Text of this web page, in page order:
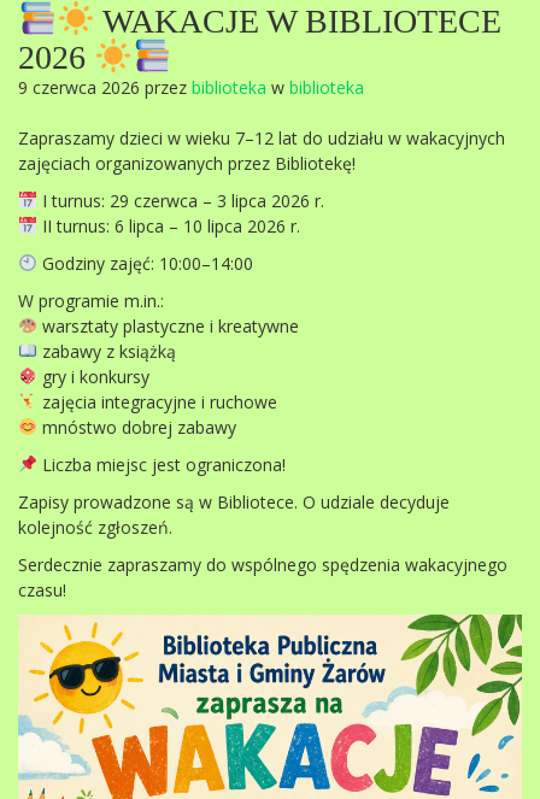
WAKACJE W BIBLIOTECE
2026
9 czerwca 2026 przez biblioteka w biblioteka
Zapraszamy dzieci w wieku 7–12 lat do udziału w wakacyjnych
zajęciach organizowanych przez Bibliotekę!
I turnus: 29 czerwca – 3 lipca 2026 r.
II turnus: 6 lipca – 10 lipca 2026 r.
Godziny zajęć: 10:00–14:00
W programie m.in.:
warsztaty plastyczne i kreatywne
zabawy z książką
gry i konkursy
zajęcia integracyjne i ruchowe
mnóstwo dobrej zabawy
Liczba miejsc jest ograniczona!
Zapisy prowadzone są w Bibliotece. O udziale decyduje
kolejność zgłoszeń.
Serdecznie zapraszamy do wspólnego spędzenia wakacyjnego
czasu!